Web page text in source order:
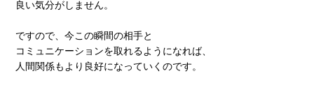
良い気分がしません。
ですので、今この瞬間の相手と
コミュニケーションを取れるようになれば、
人間関係もより良好になっていくのです。